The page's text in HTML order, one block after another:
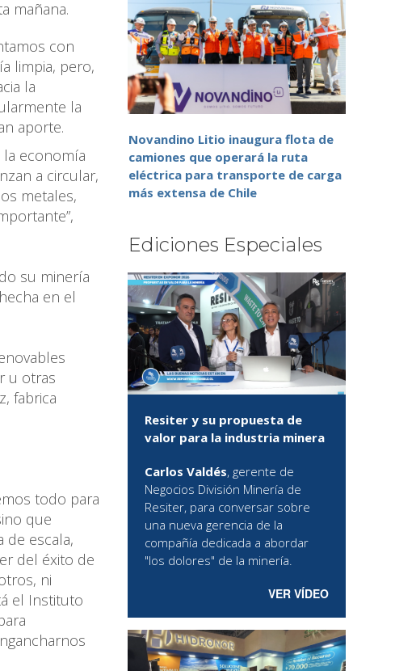
mañana.
con
limpia, pero,
la
la
aporte.
la economía
a circular,
metales,
su minería
en el
u otras
fabrica
todo para
que
de escala,
del éxito de
ni
el Instituto
Novandino Litio inaugura flota de
camiones que operará la ruta
eléctrica para transporte de carga
más extensa de Chile
Ediciones Especiales
Resiter y su propuesta de
valor para la industria minera
Carlos Valdés, gerente de
Negocios División Minería de
Resiter, para conversar sobre
una nueva gerencia de la
compañía dedicada a abordar
"los dolores" de la minería.
VER VÍDEO